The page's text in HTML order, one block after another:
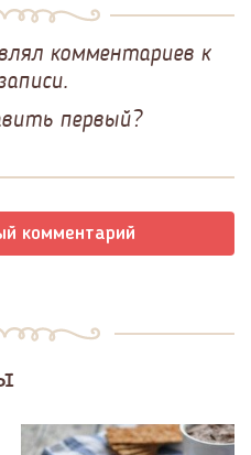
комментариев к
первый?
комментарий